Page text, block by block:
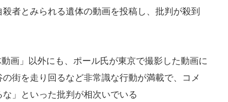
者とみられる遺体の動画を投稿し、批判が殺到
画」以外にも、ポール氏が東京で撮影した動画に
街を走り回るなど非常識な行動が満載で、コメ
」といった批判が相次いでいる